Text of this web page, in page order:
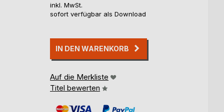
inkl. MwSt.
sofort verfügbar als Download
IN DEN WARENKORB
Auf die Merkliste
Titel bewerten